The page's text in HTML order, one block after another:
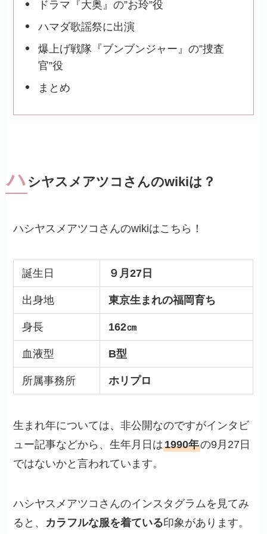
ドラマ『大奥』の”お玲”役
ハマダ歌謡祭に出演
爆上げ戦隊『ブンブンジャー』の”捜査
官”役
まとめ
ハ シヤスメアツコさんのwikiは？
ハシヤスメアツコさんのwikiはこちら！
誕生日 ９月27日
出身地 東京生まれの福岡育ち
身長 162㎝
血液型 B型
所属事務所 ホリプロ
生まれ年については、非公開なのですがインタビ
ュー記事などから、生年月日は1990年の9月27日
ではないかと言われています。
ハシヤスメアツコさんのインスタグラムを見てみ
ると、 カラフルな服を着ている印象があります。